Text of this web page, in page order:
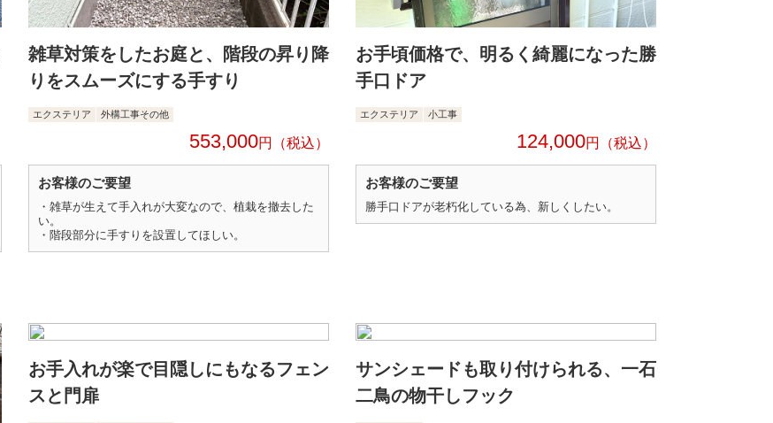
雑草対策をしたお庭と、階段の昇り降
りをスムーズにする手すり
エクステリア 外構工事その他
553,000円
お客様のご要望
・雑草が生えて手入れが大変なので、植栽を撤去した
い。
・階段部分に手すりを設置してほしい。
お手頃価格で、明るく綺麗になった勝
手口ドア
エクステリア 小工事
124,000円
お客様のご要望
勝手口ドアが老朽化している為、新しくしたい。
お手入れが楽で目隠しにもなるフェン
スと門扉
サンシェードも取り付けられる、一石
二鳥の物干しフック